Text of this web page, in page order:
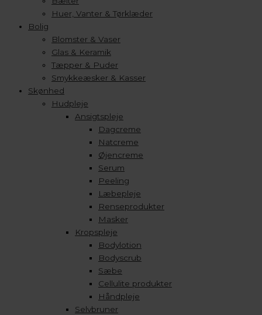
Huer, Vanter & Tørklæder
Bolig
Blomster & Vaser
Glas & Keramik
Tæpper & Puder
Smykkeæsker & Kasser
Skønhed
Hudpleje
Ansigtspleje
Dagcreme
Natcreme
Øjencreme
Serum
Peeling
Læbepleje
Renseprodukter
Masker
Kropspleje
Bodylotion
Bodyscrub
Sæbe
Cellulite produkter
Håndpleje
Selvbruner